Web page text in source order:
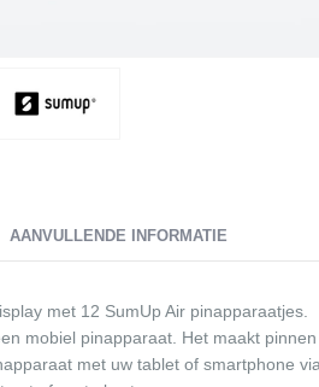
AANVULLENDE INFORMATIE
met 12 SumUp Air pinapparaatjes.
mobiel pinapparaat. Het maakt pinnen
met uw tablet of smartphone